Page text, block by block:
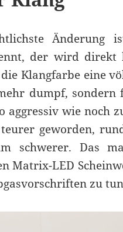
der wird direkt
Klangfarbe eine
dumpf, sondern
aggressiv wie noch
geworden,
schwerer. Das
Matrix-LED
zu